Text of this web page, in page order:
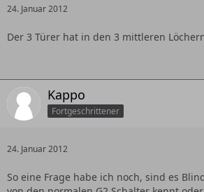
24. Januar 2012
Der 3 Türer hat in den 3 mittleren
Kappo
Fortgeschrittener
24. Januar 2012
So eine Frage habe ich noch, sind es